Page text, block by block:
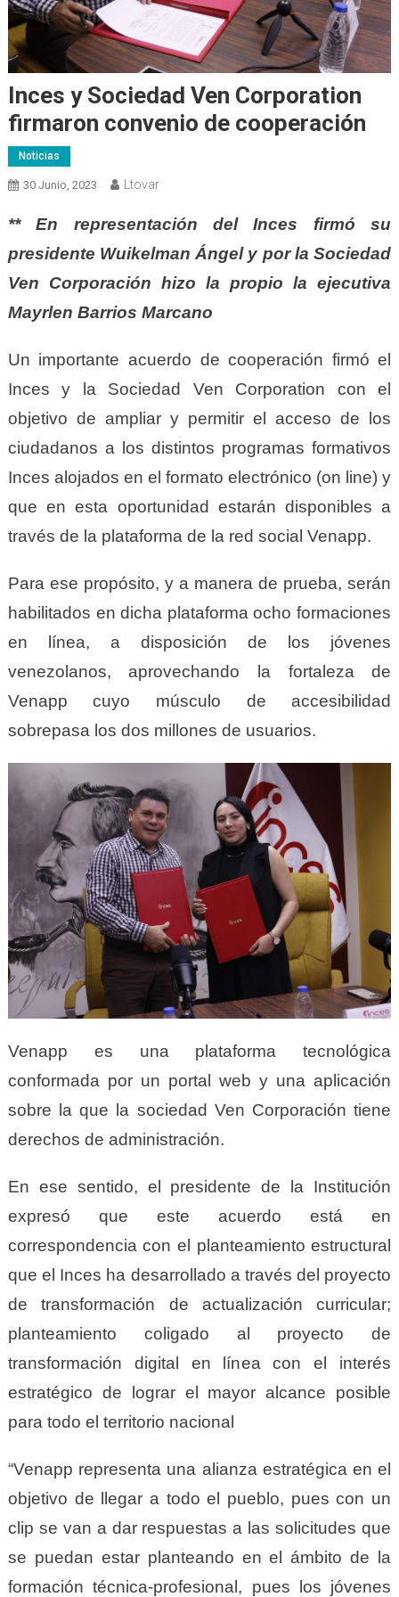
Inces y Sociedad Ven Corporation
firmaron convenio de cooperación
Noticias
30 Junio, 2023 Ltovar
** En representación del Inces firmó su
presidente Wuikelman Ángel y por la Sociedad
Ven Corporación hizo la propio la ejecutiva
Mayrlen Barrios Marcano
Un importante acuerdo de cooperación firmó el
Inces y la Sociedad Ven Corporation con el
objetivo de ampliar y permitir el acceso de los
ciudadanos a los distintos programas formativos
Inces alojados en el formato electrónico (on line) y
que en esta oportunidad estarán disponibles a
través de la plataforma de la red social Venapp.
Para ese propósito, y a manera de prueba, serán
habilitados en dicha plataforma ocho formaciones
en línea, a disposición de los jóvenes
venezolanos, aprovechando la fortaleza de
Venapp cuyo músculo de accesibilidad
sobrepasa los dos millones de usuarios.
Venapp es una plataforma tecnológica
conformada por un portal web y una aplicación
sobre la que la sociedad Ven Corporación tiene
derechos de administración.
En ese sentido, el presidente de la Institución
expresó que este acuerdo está en
correspondencia con el planteamiento estructural
que el Inces ha desarrollado a través del proyecto
de transformación de actualización curricular;
planteamiento coligado al proyecto de
transformación digital en línea con el interés
estratégico de lograr el mayor alcance posible
para todo el territorio nacional
“Venapp representa una alianza estratégica en el
objetivo de llegar a todo el pueblo, pues con un
clip se van a dar respuestas a las solicitudes que
se puedan estar planteando en el ámbito de la
formación técnica-profesional, pues los jóvenes